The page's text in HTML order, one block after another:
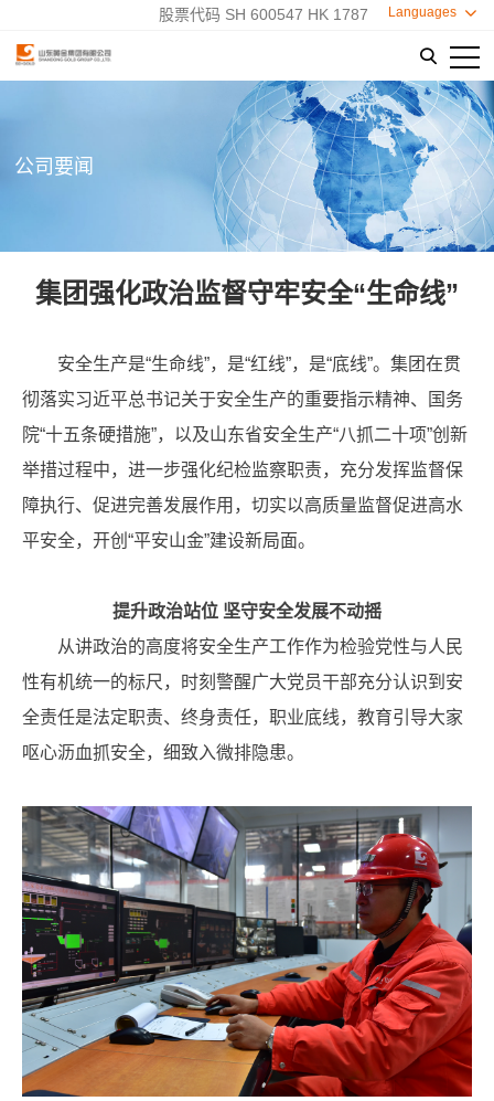
Languages 
股票代码 SH 600547 HK 1787

公司要闻
集团强化政治监督守牢安全“生命线”
安全生产是“生命线”，是“红线”，是“底线”。集团在贯
彻落实习近平总书记关于安全生产的重要指示精神、国务
院“十五条硬措施”，以及山东省安全生产“八抓二十项”创新
举措过程中，进一步强化纪检监察职责，充分发挥监督保
障执行、促进完善发展作用，切实以高质量监督促进高水
平安全，开创“平安山金”建设新局面。
提升政治站位 坚守安全发展不动摇
从讲政治的高度将安全生产工作作为检验党性与人民
性有机统一的标尺，时刻警醒广大党员干部充分认识到安
全责任是法定职责、终身责任，职业底线，教育引导大家
呕心沥血抓安全，细致入微排隐患。